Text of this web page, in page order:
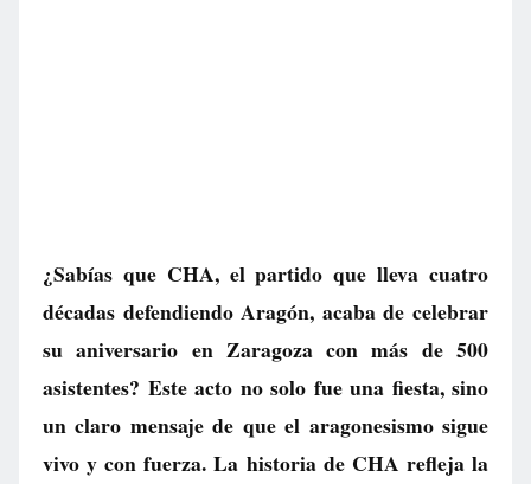
¿Sabías que CHA, el partido que lleva cuatro
décadas defendiendo Aragón, acaba de celebrar
su aniversario en Zaragoza con más de 500
asistentes? Este acto no solo fue una fiesta, sino
un claro mensaje de que el aragonesismo sigue
vivo y con fuerza. La historia de CHA refleja la